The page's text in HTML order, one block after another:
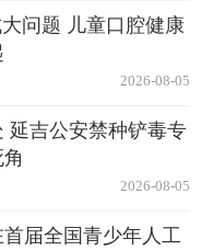
问题 儿童口腔健康
2026-08-05
延吉公安禁种铲毒专
2026-08-05
届全国青少年人工